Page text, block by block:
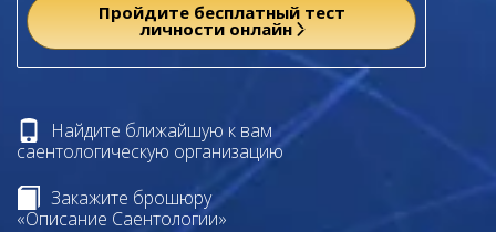
Пройдите бесплатный тест
личности онлайн
Найдите ближайшую к вам
саентологическую организацию
Закажите брошюру
«Описание Саентологии»